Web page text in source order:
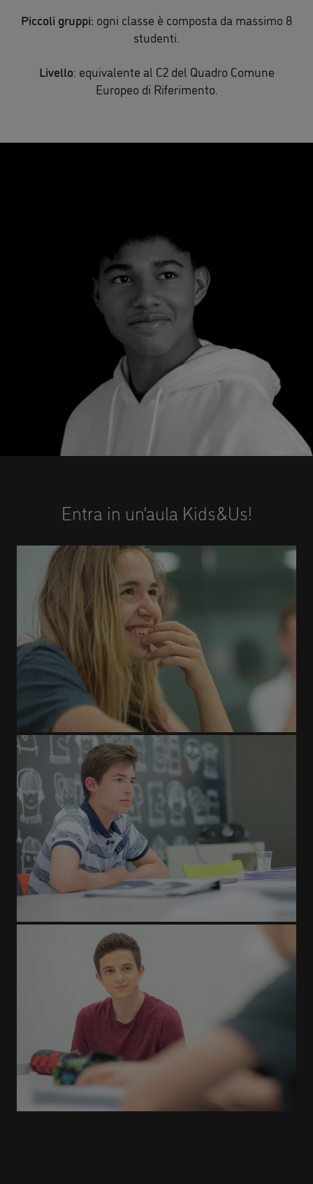
Piccoli gruppi: ogni classe è composta da massimo 8
studenti.
Livello: equivalente al C2 del Quadro Comune
Europeo di Riferimento.
Entra in un’aula Kids&Us!